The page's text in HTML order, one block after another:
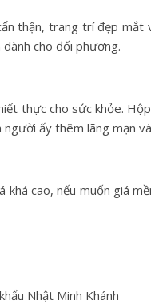
thận, trang trí đẹp mắt
cho đối phương.
thực cho sức khỏe.
ấy thêm lãng mạn
cao, nếu muốn giá
Nhật Minh Khánh